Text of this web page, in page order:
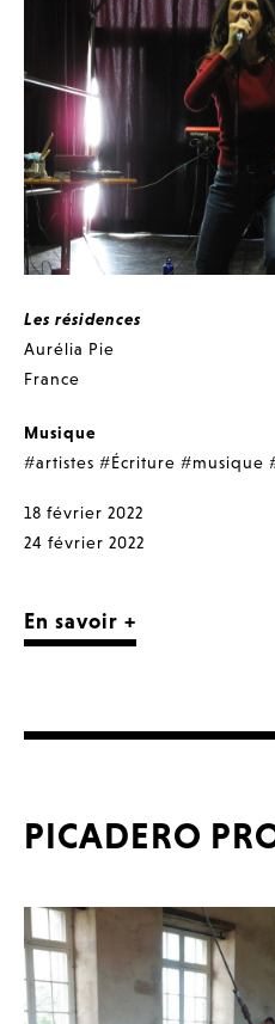
Les résidences
Aurélia Pie
France
Musique
#artistes #Écriture #musique
18 février 2022
24 février 2022
En savoir +
PICADERO